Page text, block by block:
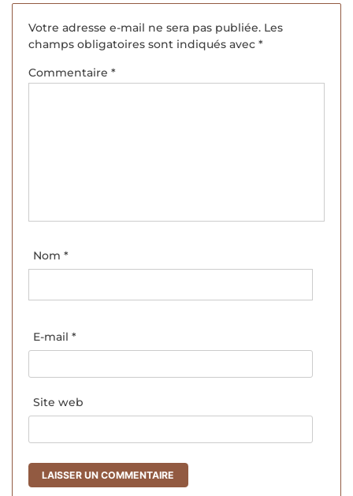
Votre adresse e-mail ne sera pas publiée. Les
champs obligatoires sont indiqués avec *
Commentaire *
Nom *
E-mail *
Site web